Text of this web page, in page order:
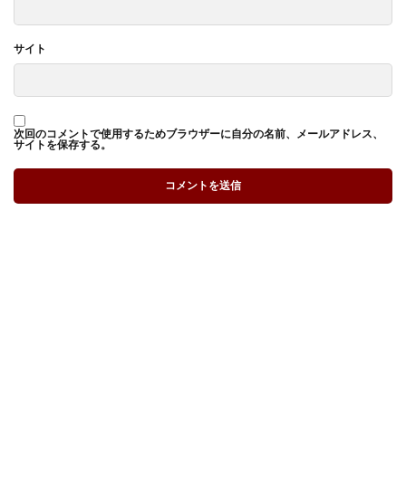
サイト
次回のコメントで使用するためブラウザーに自分の名前、メールアドレス、
サイトを保存する。